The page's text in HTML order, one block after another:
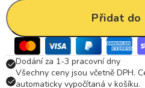
Přidat do
Dodání za 1-3 pracovní dny
Všechny ceny jsou včetně DPH.
automaticky vypočítaná v košíku.